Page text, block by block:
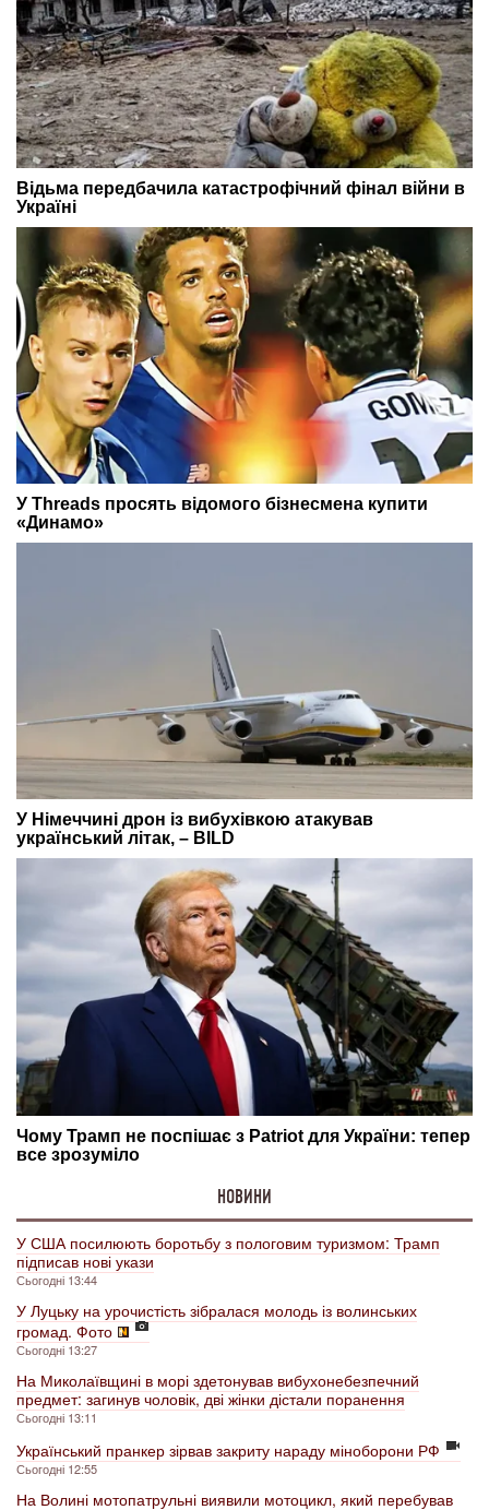
НОВИНИ
У США посилюють боротьбу з пологовим туризмом: Трамп
підписав нові укази
Сьогодні 13:44
У Луцьку на урочистість зібралася молодь із волинських
громад. Фото
Сьогодні 13:27
На Миколаївщині в морі здетонував вибухонебезпечний
предмет: загинув чоловік, дві жінки дістали поранення
Сьогодні 13:11
Український пранкер зірвав закриту нараду міноборони РФ
Сьогодні 12:55
На Волині мотопатрульні виявили мотоцикл, який перебував